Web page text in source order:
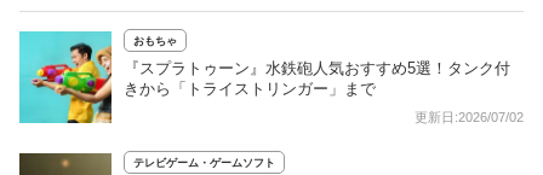
おもちゃ
『スプラトゥーン』水鉄砲人気おすすめ5選！タンク付
きから「トライストリンガー」まで
更新日:2026/07/02
テレビゲーム・ゲームソフト